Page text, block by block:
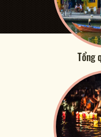
Tổng